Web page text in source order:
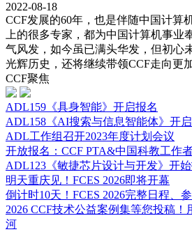
2022-08-18
CCF发展的60年，也是伴随中国计算
上的很多专家，都为中国计算机事业
气风发，如今虽已满头华发，但初心
光辉历史，还将继续带领CCF走向更
CCF聚焦
ADL159《具身智能》开启报名
ADL158《AI搜索与信息智能体》开
ADL工作组召开2023年度计划会议
开放报名：CCF PTA&中国科教工作
ADL123《敏捷芯片设计与开发》开
​明天重庆见！FCES 2026即将开幕
倒计时10天！FCES 2026完整日程、
2026 CCF技术公益案例集等您投稿！
河